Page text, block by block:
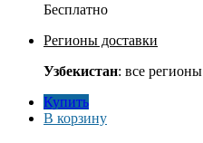
Бесплатно
Регионы доставки
Узбекистан: все регионы
Купить
В корзину